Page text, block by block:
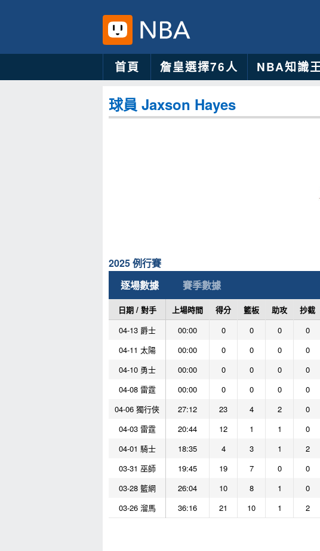
首頁 詹皇選擇76人 NBA知識
球員 Jaxson Hayes
2025 例行賽
逐場數據
賽季數據
日期 / 對手 上場時間 得分 籃板 助攻 抄截
04-13 爵士
00:00 0 0 0 0
04-11 太陽
00:00 0 0 0 0
04-10 勇士
00:00 0 0 0 0
04-08 雷霆
00:00 0 0 0 0
04-06 獨行俠
27:12 23 4 2 0
04-03 雷霆
20:44 12 1 1 0
04-01 騎士
18:35 4 3 1 2
03-31 巫師
19:45 19 7 0 0
03-28 籃網
26:04 10 8 1 0
03-26 溜馬
36:16 21 10 1 2